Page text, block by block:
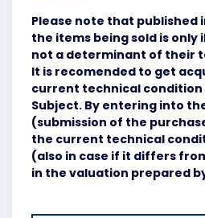
Please note that
the items being sold is only
not a determinant of their
It is recomended to get
current technical condition
Subject. By entering into
(submission of the
the current technical
(also in case if it differs
in the valuation prepared